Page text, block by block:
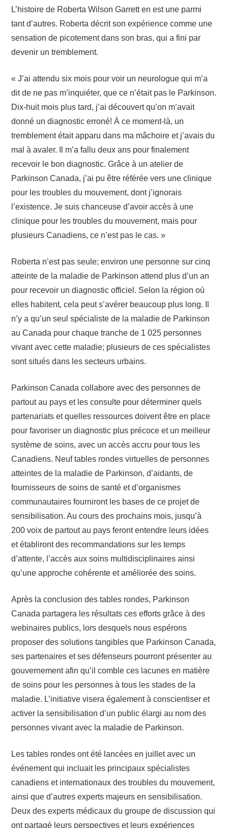
L’histoire de Roberta Wilson Garrett en est une parmi
tant d’autres. Roberta décrit son expérience comme une
sensation de picotement dans son bras, qui a fini par
devenir un tremblement.
« J’ai attendu six mois pour voir un neurologue qui m’a
dit de ne pas m’inquiéter, que ce n’était pas le Parkinson.
Dix-huit mois plus tard, j’ai découvert qu’on m’avait
donné un diagnostic erroné! À ce moment-là, un
tremblement était apparu dans ma mâchoire et j’avais du
mal à avaler. Il m’a fallu deux ans pour finalement
recevoir le bon diagnostic. Grâce à un atelier de
Parkinson Canada, j’ai pu être référée vers une clinique
pour les troubles du mouvement, dont j’ignorais
l’existence. Je suis chanceuse d’avoir accès à une
clinique pour les troubles du mouvement, mais pour
plusieurs Canadiens, ce n’est pas le cas. »
Roberta n’est pas seule; environ une personne sur cinq
atteinte de la maladie de Parkinson attend plus d’un an
pour recevoir un diagnostic officiel. Selon la région où
elles habitent, cela peut s’avérer beaucoup plus long. Il
n’y a qu’un seul spécialiste de la maladie de Parkinson
au Canada pour chaque tranche de 1 025 personnes
vivant avec cette maladie; plusieurs de ces spécialistes
sont situés dans les secteurs urbains.
Parkinson Canada collabore avec des personnes de
partout au pays et les consulte pour déterminer quels
partenariats et quelles ressources doivent être en place
pour favoriser un diagnostic plus précoce et un meilleur
système de soins, avec un accès accru pour tous les
Canadiens. Neuf tables rondes virtuelles de personnes
atteintes de la maladie de Parkinson, d’aidants, de
fournisseurs de soins de santé et d’organismes
communautaires fourniront les bases de ce projet de
sensibilisation. Au cours des prochains mois, jusqu’à
200 voix de partout au pays feront entendre leurs idées
et établiront des recommandations sur les temps
d’attente, l’accès aux soins multidisciplinaires ainsi
qu’une approche cohérente et améliorée des soins.
Après la conclusion des tables rondes, Parkinson
Canada partagera les résultats ces efforts grâce à des
webinaires publics, lors desquels nous espérons
proposer des solutions tangibles que Parkinson Canada,
ses partenaires et ses défenseurs pourront présenter au
gouvernement afin qu’il comble ces lacunes en matière
de soins pour les personnes à tous les stades de la
maladie. L’initiative visera également à conscientiser et
activer la sensibilisation d’un public élargi au nom des
personnes vivant avec la maladie de Parkinson.
Les tables rondes ont été lancées en juillet avec un
événement qui incluait les principaux spécialistes
canadiens et internationaux des troubles du mouvement,
ainsi que d’autres experts majeurs en sensibilisation.
Deux des experts médicaux du groupe de discussion qui
ont partagé leurs perspectives et leurs expériences